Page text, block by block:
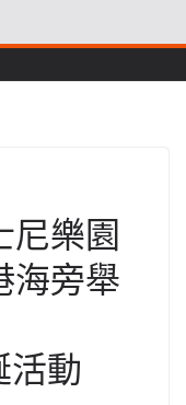
尼樂園
海旁舉
動